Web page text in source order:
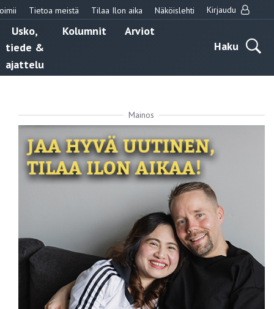
Tietoa meistä Tilaa Ilon aika Näköislehti Kirjaudu
Usko,
tiede &
ajattelu
Kolumnit
Arviot
Haku
Mainos